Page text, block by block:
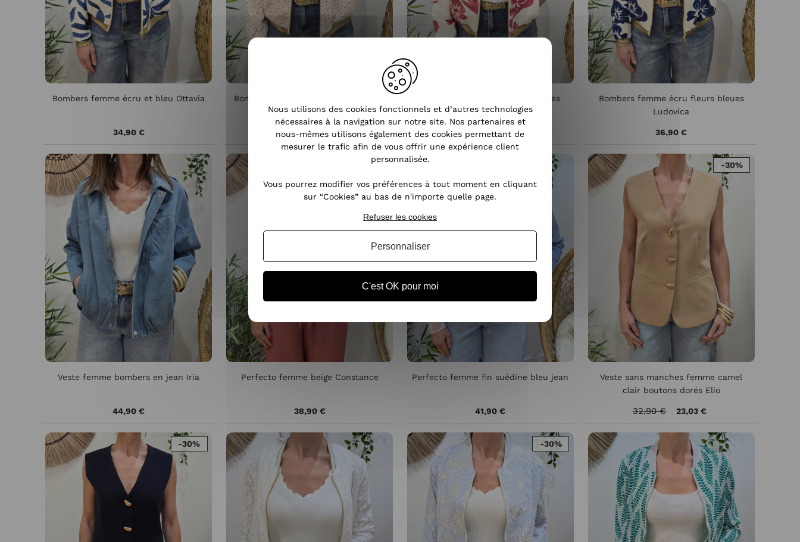
Bombers femme écru et bleu Ottavia
34,90 €
Bombers femme écru fleurs roses et
jaunes Olimpia
37,90 €
Bombers femme écru fleurs roses
Ludovica
36,90 €
Bombers femme écru fleurs bleues
Ludovica
36,90 €
Veste femme bombers en jean Iria
44,90 €
NEW
Perfecto femme beige Constance
38,90 €
Perfecto femme fin suédine bleu jean
41,90 €
Veste sans manches femme camel
clair boutons dorés Elio
32,90 € 23,03 €
-30%
-30% -30%
Nous utilisons des cookies fonctionnels et d’autres technologies
nécessaires à la navigation sur notre site. Nos partenaires et
nous-mêmes utilisons également des cookies permettant de
mesurer le trafic afin de vous offrir une expérience client
personnalisée.
Vous pourrez modifier vos préférences à tout moment en cliquant
sur “Cookies” au bas de n'importe quelle page.
C'est OK pour moi
Refuser les cookies
Personnaliser